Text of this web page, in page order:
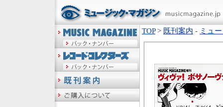
TOP> 既刊案内 - ミュ